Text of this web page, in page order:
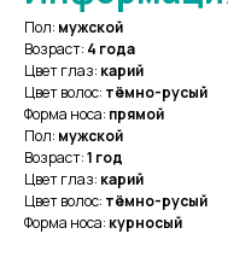
Пол: мужской
Возраст: 4 года
Цвет глаз: карий
Цвет волос: тёмно-русый
Форма носа: прямой
Пол: мужской
Возраст:1 год
Цвет глаз: карий
Цвет волос: тёмно-русый
Форма носа: курносый